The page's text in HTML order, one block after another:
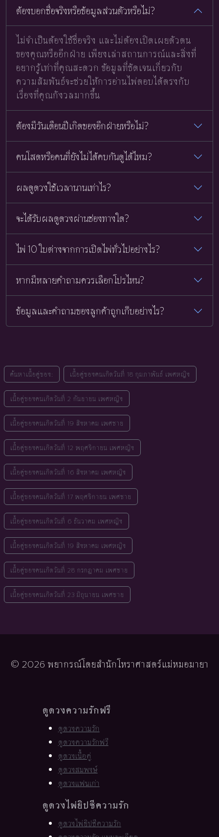
ต้องบอกชื่อจริงหรือข้อมูลส่วนตัวหรือไม่?
ไม่จำเป็นต้องใช้ชื่อจริง และไม่ต้องเปิดเผยตัวตน
ของคุณหรืออีกฝ่าย เพียงเล่าสถานการณ์และสิ่งที่
อยากรู้เท่าที่คุณสะดวก ข้อมูลที่ชัดเจนเกี่ยวกับ
ความสัมพันธ์จะช่วยให้การอ่านไพ่ตอบได้ตรงกับ
เรื่องที่คุณกังวลมากขึ้น
ต้องมีวันเดือนปีเกิดของอีกฝ่ายหรือไม่?
คนโสดหรือคนที่ยังไม่ได้คบกันดูได้ไหม?
ผลดูดวงใช้เวลานานเท่าไร?
จะได้รับผลดูดวงผ่านช่องทางใด?
ไพ่ 10 ใบต่างจากการเปิดไพ่ทั่วไปอย่างไร?
หากมีหลายคำถามควรเลือกโปรไหน?
ข้อมูลและคำถามของลูกค้าถูกเก็บอย่างไร?
ค้นหาเนื้อคู่ของ: เนื้อคู่ของคนเกิดวันที่ 18 กุมภาพันธ์ เพศหญิง
เนื้อคู่ของคนเกิดวันที่ 2 กันยายน เพศหญิง
เนื้อคู่ของคนเกิดวันที่ 19 สิงหาคม เพศชาย
เนื้อคู่ของคนเกิดวันที่ 12 พฤศจิกายน เพศหญิง
เนื้อคู่ของคนเกิดวันที่ 16 สิงหาคม เพศหญิง
เนื้อคู่ของคนเกิดวันที่ 17 พฤศจิกายน เพศชาย
เนื้อคู่ของคนเกิดวันที่ 6 ธันวาคม เพศหญิง
เนื้อคู่ของคนเกิดวันที่ 19 สิงหาคม เพศหญิง
เนื้อคู่ของคนเกิดวันที่ 28 กรกฎาคม เพศชาย
เนื้อคู่ของคนเกิดวันที่ 23 มิถุนายน เพศชาย
© 2026 พยากรณ์โดยสำนักโหราศาสตร์แม่หมอมายา
ดูดวงความรักฟรี
ดูดวงความรัก
ดูดวงความรักฟรี
ดูดวงเนื้อคู่
ดูดวงสมพงษ์
ดูดวงแฟนเก่า
ดูดวงไพ่ยิปซีความรัก
ดูดวงไพ่ยิปซีความรัก